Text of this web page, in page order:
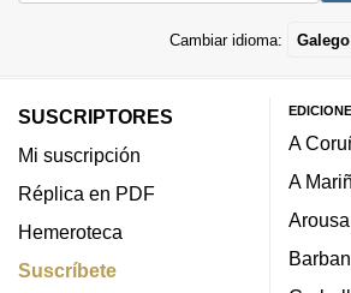
Cambiar idioma: Galego
SUSCRIPTORES
Mi suscripción
Réplica en PDF
Hemeroteca
Suscríbete
A
A
Arousa